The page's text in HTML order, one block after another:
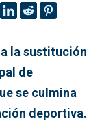
la sustitución
de
se culmina
deportiva.